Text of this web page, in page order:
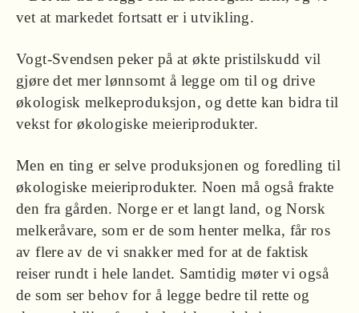
vet at markedet fortsatt er i utvikling.
Vogt-Svendsen peker på at økte pristilskudd vil
gjøre det mer lønnsomt å legge om til og drive
økologisk melkeproduksjon, og dette kan bidra til
vekst for økologiske meieriprodukter.
Men en ting er selve produksjonen og foredling til
økologiske meieriprodukter. Noen må også frakte
den fra gården. Norge er et langt land, og Norsk
melkeråvare, som er de som henter melka, får ros
av flere av de vi snakker med for at de faktisk
reiser rundt i hele landet. Samtidig møter vi også
de som ser behov for å legge bedre til rette og